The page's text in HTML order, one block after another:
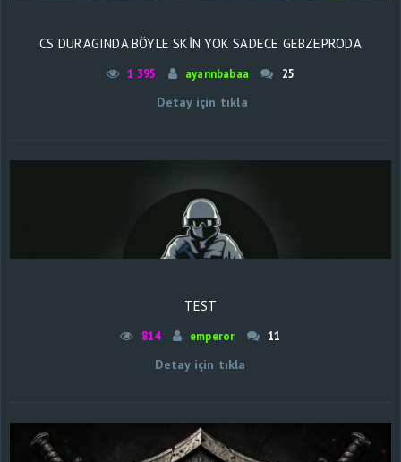
CS DURAGINDA BÖYLE SKİN YOK SADECE GEBZEPRODA
1 395 ayannbabaa 25
Detay için tıkla
TEST
814 emperor 11
Detay için tıkla